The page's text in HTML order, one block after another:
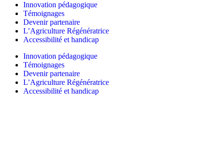
Innovation pédagogique
Témoignages
Devenir partenaire
L’Agriculture Régénératrice
Accessibilité et handicap
Innovation pédagogique
Témoignages
Devenir partenaire
L’Agriculture Régénératrice
Accessibilité et handicap